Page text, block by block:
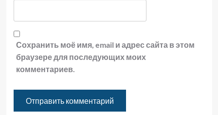
Сохранить моё имя, email и адрес сайта в этом
браузере для последующих моих
комментариев.